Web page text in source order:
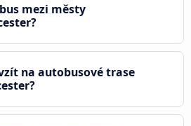
mezi městy
na autobusové trase